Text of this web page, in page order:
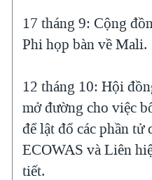
17 tháng 9: Cộng
Phi họp bàn về Mali.
12 tháng 10: Hội
mở đường cho việc
để lật đổ các phần
ECOWAS và Liên
tiết.